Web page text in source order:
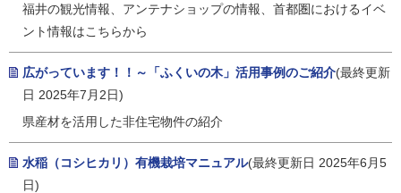
福井の観光情報、アンテナショップの情報、首都圏におけるイベ
ント情報はこちらから
広がっています！！～「ふくいの木」活用事例のご紹介(最終更新
日 2025年7月2日)
県産材を活用した非住宅物件の紹介
水稲（コシヒカリ）有機栽培マニュアル(最終更新日 2025年6月5
日)